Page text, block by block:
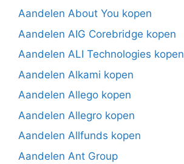
Aandelen About You kopen
Aandelen AIG Corebridge kopen
Aandelen ALI Technologies kopen
Aandelen Alkami kopen
Aandelen Allego kopen
Aandelen Allegro kopen
Aandelen Allfunds kopen
Aandelen Ant Group